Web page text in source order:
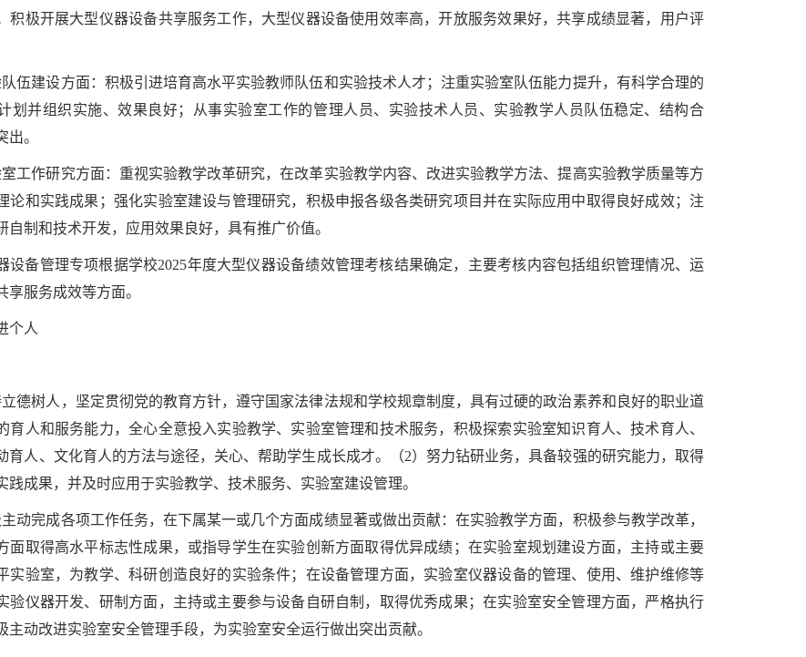
积极开展大型仪器设备共享服务工作，大型仪器设备使用效率高，开放服务效果好，共享成绩显著，用户评
队伍建设方面：积极引进培育高水平实验教师队伍和实验技术人才；注重实验室队伍能力提升，有科学合理的
划并组织实施、效果良好；从事实验室工作的管理人员、实验技术人员、实验教学人员队伍稳定、结构合
出。
室工作研究方面：重视实验教学改革研究，在改革实验教学内容、改进实验教学方法、提高实验教学质量等方
论和实践成果；强化实验室建设与管理研究，积极申报各级各类研究项目并在实际应用中取得良好成效；注
自制和技术开发，应用效果良好，具有推广价值。
设备管理专项根据学校2025年度大型仪器设备绩效管理考核结果确定，主要考核内容包括组织管理情况、运
享服务成效等方面。
个人
立德树人，坚定贯彻党的教育方针，遵守国家法律法规和学校规章制度，具有过硬的政治素养和良好的职业道
育人和服务能力，全心全意投入实验教学、实验室管理和技术服务，积极探索实验室知识育人、技术育人、
育人、文化育人的方法与途径，关心、帮助学生成长成才。（2）努力钻研业务，具备较强的研究能力，取得
践成果，并及时应用于实验教学、技术服务、实验室建设管理。
主动完成各项工作任务，在下属某一或几个方面成绩显著或做出贡献：在实验教学方面，积极参与教学改革，
面取得高水平标志性成果，或指导学生在实验创新方面取得优异成绩；在实验室规划建设方面，主持或主要
实验室，为教学、科研创造良好的实验条件；在设备管理方面，实验室仪器设备的管理、使用、维护维修等
验仪器开发、研制方面，主持或主要参与设备自研自制，取得优秀成果；在实验室安全管理方面，严格执行
主动改进实验室安全管理手段，为实验室安全运行做出突出贡献。